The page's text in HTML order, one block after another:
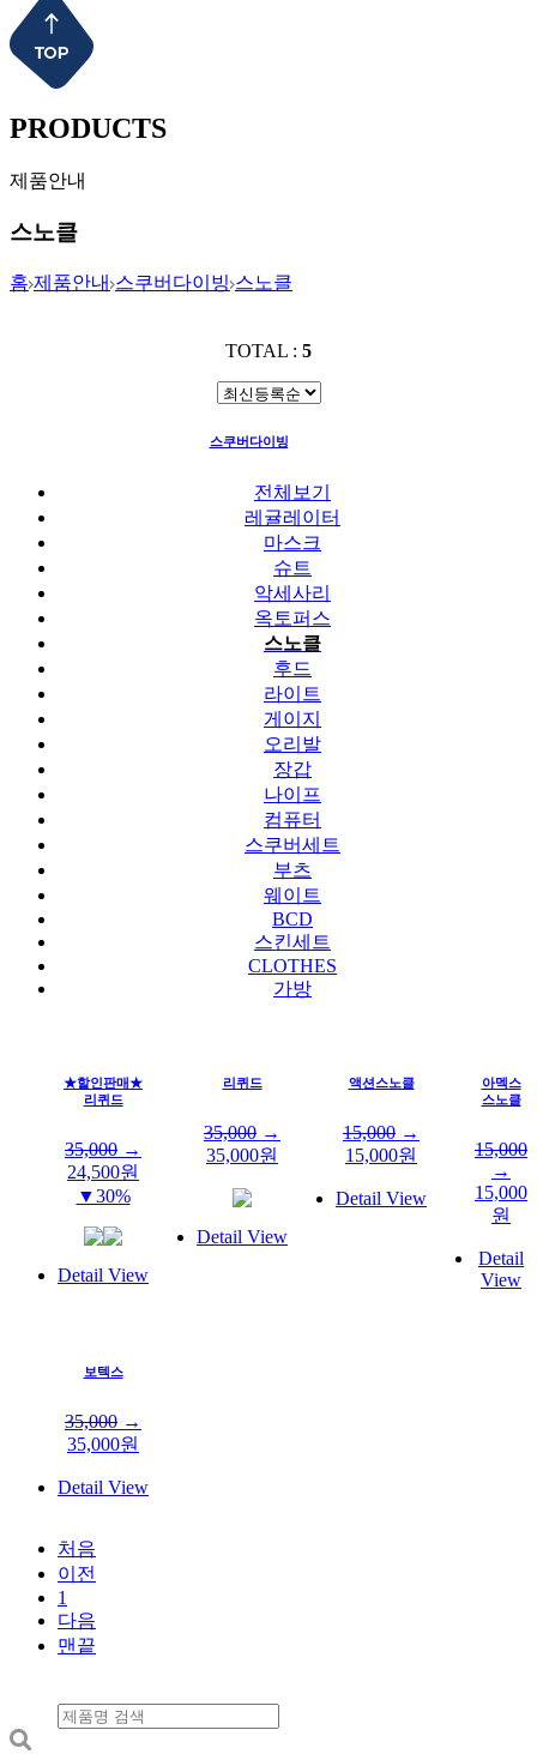
PRODUCTS
제품안내
스노클
홈 제품안내 스쿠버다이빙 스노클
TOTAL : 5
스쿠버다이빙
전체보기
레귤레이터
마스크
슈트
악세사리
옥토퍼스
스노클
후드
라이트
게이지
오리발
장갑
나이프
컴퓨터
스쿠버세트
부츠
웨이트
BCD
스킨세트
CLOTHES
가방
★할인판매★
리퀴드
35,000 →
24,500원
▼30%
Detail View
리퀴드
35,000 →
35,000원
Detail View
액션스노클
15,000 →
15,000원
Detail View
아멕스
스노클
15,000
→
15,000
원
Detail
View
보텍스
35,000 →
35,000원
Detail View
처음
이전
1
다음
맨끝